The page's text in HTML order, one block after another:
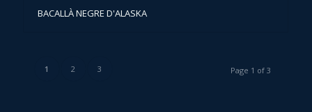
BACALLÀ NEGRE D'ALASKA
Page 1 of 3
1 2 3